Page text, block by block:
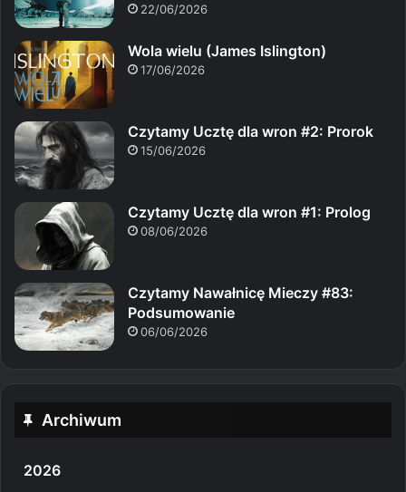
22/06/2026
Wola wielu (James Islington)
17/06/2026
Czytamy Ucztę dla wron #2: Prorok
15/06/2026
Czytamy Ucztę dla wron #1: Prolog
08/06/2026
Czytamy Nawałnicę Mieczy #83:
Podsumowanie
06/06/2026
Archiwum
2026